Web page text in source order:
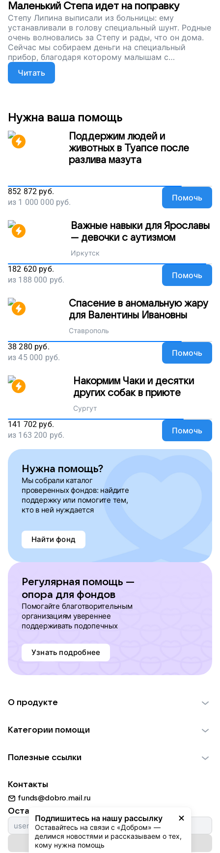
Маленький Степа идет на поправку
Степу Липина выписали из больницы: ему
устанавливали в голову специальный шунт. Родные
очень волновались за Степу и рады, что он дома.
Сейчас мы собираем деньги на специальный
прибор, благодаря которому малышам с
патологией головного мозга можно будет делать
меньше операций, лечение будет эффективнее, а
боли — меньше. Дети будут меньше плакать,
Читать
Нужна ваша помощь
Поддержим людей и
животных в Туапсе после
разлива мазута
852 872 руб.
из 1 000 000 руб. Помочь
Важные навыки для Ярославы
— девочки с аутизмом
Иркутск
182 620 руб.
из 188 000 руб. Помочь
Спасение в аномальную жару
для Валентины Ивановны
Ставрополь
38 280 руб.
из45 000 руб. Помочь
Накормим Чаки и десятки
других собак в приюте
Сургут
141 702 руб.
из 163 200 руб. Помочь
Нужна помощь?
Мы собрали каталог
проверенных фондов: найдите
поддержку или помогите тем,
кто в ней нуждается
Найти фонд
Регулярная помощь —
опора для фондов
Помогайте благотворительным
организациям увереннее
поддерживать подопечных
Узнать подробнее
Подпишитесь на нашу рассылку
Оставайтесь на связи с «Добром» —
делимся новостями и рассказываем о тех,
кому нужна помощь
О продукте
Использование материалов
Для НКО
Партнерам
Категории помощи
Пожилым
Животным
Природе
Культуре
Фондам
Полезные ссылки
Добрый день
Истории
Автоплатежи
Контакты
funds@dobro.mail.ru
Оставайтесь с нами
Подписаться на рассылку